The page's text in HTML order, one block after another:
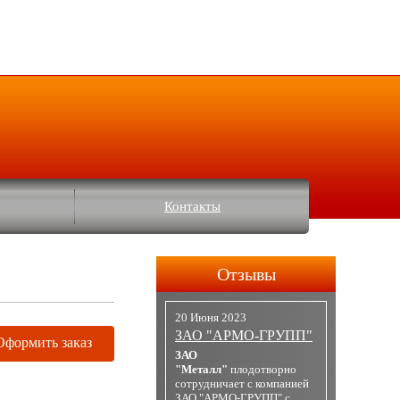
Контакты
заказ
Отзывы
20 Июня 2023
ЗАО "АРМО-ГРУПП"
ЗАО
"Металл" плодотворно
сотрудничает с компанией